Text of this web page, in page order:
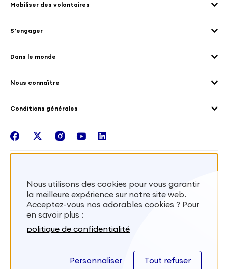
Culture et patrimoine
Mobilités croisées
Santé
Mobiliser des volontaires
Accueillir des volontaires
S’engager
Les différents dispositifs de volontariat
Dans le monde
Nous connaître
Les missions de France Volontaires
Intégrer nos équipes
Conditions générales
facebook
twitterinstagram
youtubelinkedin
S'inscrire
Besoin d’aide? Visitez notre foire aux
Nous utilisons des cookies pour vous garantir
la meilleure expérience sur notre site web.
Acceptez-vous nos adorables cookies ? Pour
en savoir plus :
politique de confidentialité
Personnaliser Tout refuser